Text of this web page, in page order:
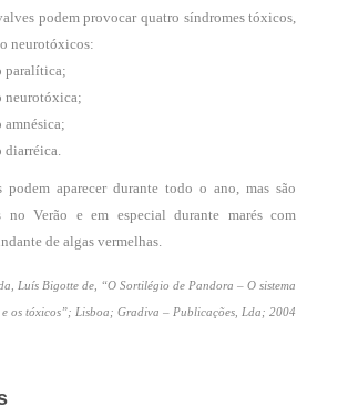
podem provocar quatro síndromes tóxicos,
neurotóxicos:
paralítica;
neurotóxica;
diarréica.
podem aparecer durante todo o ano, mas são
no Verão e em especial durante marés com
de algas vermelhas.
Luís Bigotte de, “O Sortilégio de Pandora – O sistema
e os tóxicos”; Lisboa; Gradiva – Publicações, Lda; 2004